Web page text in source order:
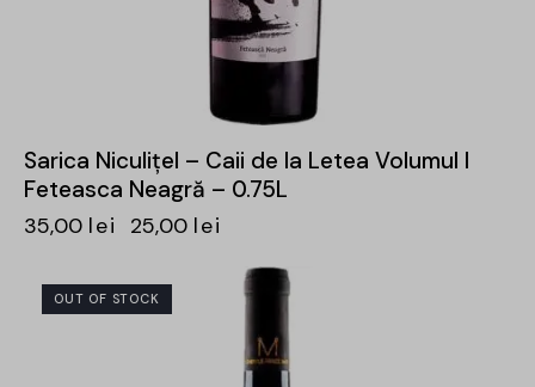
Sarica Niculițel – Caii de la Letea Volumul I
Feteasca Neagră – 0.75L
35,00 lei 25,00 lei
OUT OF STOCK